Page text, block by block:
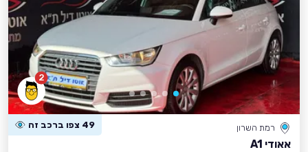
2
רמת השרון 49 צפו ברכב זה
אאודי A1